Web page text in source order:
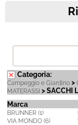
Categoria:
Campeggio e Giardino >
MATERASSI > SACCHI
Marca
BRUNNER (1)
VIA MONDO (6)